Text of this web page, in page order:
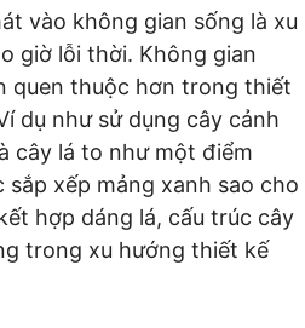
vào không gian sống là xu
giờ lỗi thời. Không gian
quen thuộc hơn trong thiết
dụ như sử dụng cây cảnh
cây lá to như một điểm
sắp xếp mảng xanh sao cho
hợp dáng lá, cấu trúc cây
trong xu hướng thiết kế